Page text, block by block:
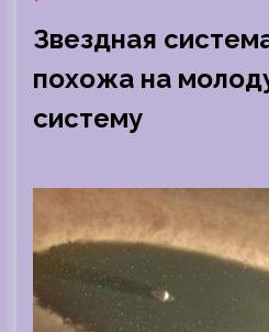
Звездная
похожа на
систему